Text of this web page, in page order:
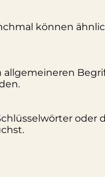
können
allgemeineren
oder